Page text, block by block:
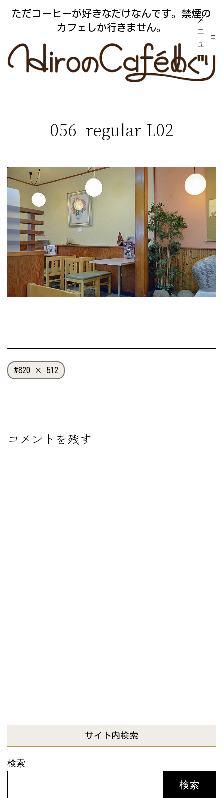
ン
ただコーヒーが好きなだけなんです。禁煙の
カフェしか行きません。
メ
ニ
ュ
ー
056_regular-L02
フ
ル
820 × 512
コメントを残す
サイト内検索
検索
検索